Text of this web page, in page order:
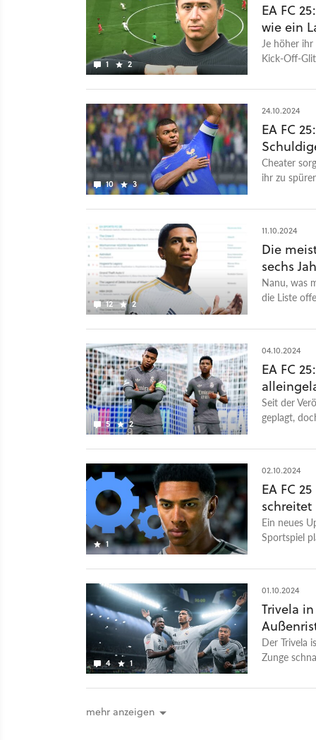
1 2
EA FC
wie ein
Je höher
Kick-Off-
10 3
24.10.2024
EA FC
Cheater
ihr zu
12 2
11.10.2024
Die
sechs
Nanu, was
die Liste
5 2
04.10.2024
EA FC
Seit der
geplagt,
1
02.10.2024
EA FC
Ein neues
Sportspiel
4 1
01.10.2024
Trivela
Der Trivela
Zunge
mehr anzeigen